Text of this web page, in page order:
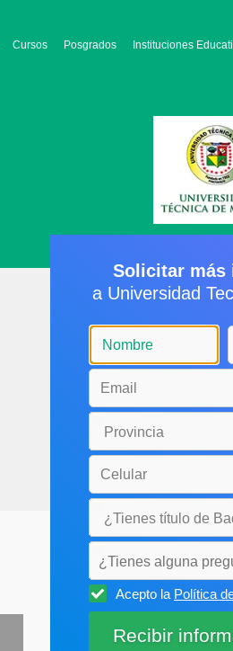
Cursos Posgrados Instituciones
Solicitar más
a Universidad
¿Tienes alguna
Selecciónala
Acepto la Política